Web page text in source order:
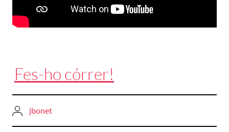
Fes-ho córrer!
jbonet